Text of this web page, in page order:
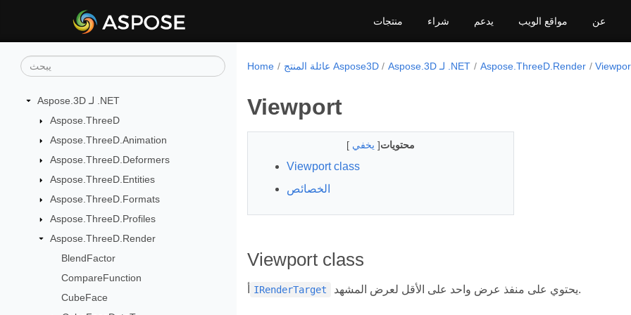
منتجات شراء يدعم مواقع الويب عن
Aspose.3D لـ .NET
Aspose.ThreeD
Aspose.ThreeD.Animation
Aspose.ThreeD.Deformers
Aspose.ThreeD.Entities
Aspose.ThreeD.Formats
Aspose.ThreeD.Profiles
Aspose.ThreeD.Render
BlendFactor
CompareFunction
CubeFace
Home عائلة المنتج Aspose3D Aspose.3D لـ .NET Aspose.ThreeD.Render
Viewport
محتويات[ يخفي ]
Viewport class
الخصائص
Viewport class
IRenderTarget يحتوي على منفذ عرض واحد على الأقل لعرض المشهد.